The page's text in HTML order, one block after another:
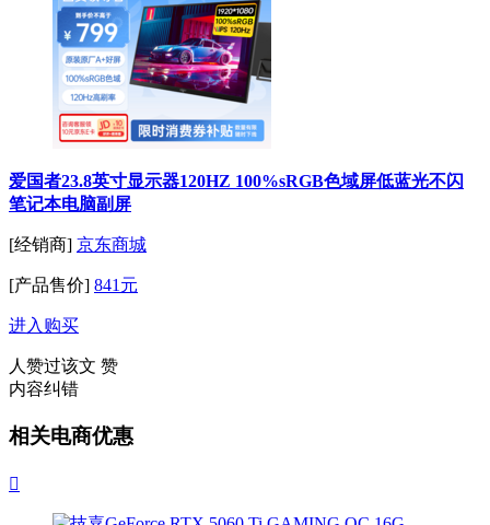
爱国者23.8英寸显示器120HZ 100%sRGB色域屏低蓝光不闪
笔记本电脑副屏
[经销商] 京东商城
[产品售价] 841元
进入购买
人赞过该文 赞
内容纠错
相关电商优惠
